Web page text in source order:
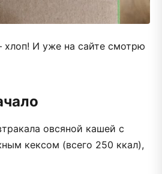
И уже на сайте смотрю
овсяной кашей с
кексом (всего 250 ккал),